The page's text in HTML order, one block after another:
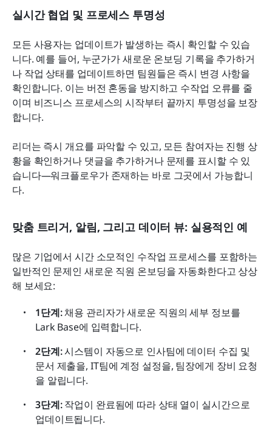
실시간 협업 및 프로세스 투명성
모든 사용자는 업데이트가 발생하는 즉시 확인할 수 있습
니다. 예를 들어, 누군가가 새로운 온보딩 기록을 추가하거
나 작업 상태를 업데이트하면 팀원들은 즉시 변경 사항을
확인합니다. 이는 버전 혼동을 방지하고 수작업 오류를 줄
이며 비즈니스 프로세스의 시작부터 끝까지 투명성을 보장
합니다.
리더는 즉시 개요를 파악할 수 있고, 모든 참여자는 진행 상
황을 확인하거나 댓글을 추가하거나 문제를 표시할 수 있
습니다—워크플로우가 존재하는 바로 그곳에서 가능합니
다.
맞춤 트리거, 알림, 그리고 데이터 뷰: 실용적인 예
많은 기업에서 시간 소모적인 수작업 프로세스를 포함하는
일반적인 문제인 새로운 직원 온보딩을 자동화한다고 상상
해 보세요:
1단계: 채용 관리자가 새로운 직원의 세부 정보를
Lark Base에 입력합니다.
2단계: 시스템이 자동으로 인사팀에 데이터 수집 및
문서 제출을, IT팀에 계정 설정을, 팀장에게 장비 요청
을 알립니다.
3단계: 작업이 완료됨에 따라 상태 열이 실시간으로
업데이트됩니다.